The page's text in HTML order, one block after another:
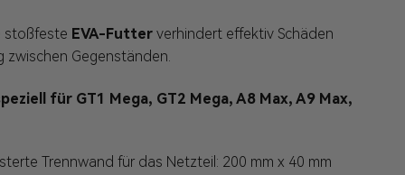
stoßfeste EVA-Futterverhindert effektiv Schäden
zwischen Gegenständen.
für GT1 Mega, GT2 Mega, A8 Max, A9 Max,
Trennwand für das Netzteil: 200 mm x 40 mm